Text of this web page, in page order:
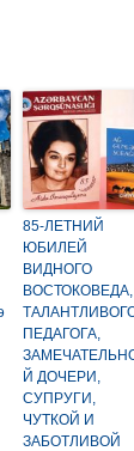
85-ЛЕТНИЙ
ЮБИЛЕЙ
ВИДНОГО
ВОСТОКОВЕДА,
ПЕДАГОГА,
Й ДОЧЕРИ,
СУПРУГИ,
ЧУТКОЙ И
ЗАБОТЛИВОЙ